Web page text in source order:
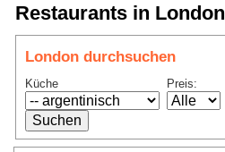
Restaurants in London
London durchsuchen
Küche Preis: